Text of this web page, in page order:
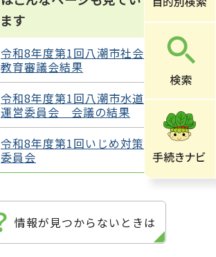
ます
令和8年度第1回八潮市社会
教育審議会結果
令和8年度第1回八潮市水道
運営委員会 会議の結果
令和8年度第1回いじめ対策
委員会
情報が見つからないときは